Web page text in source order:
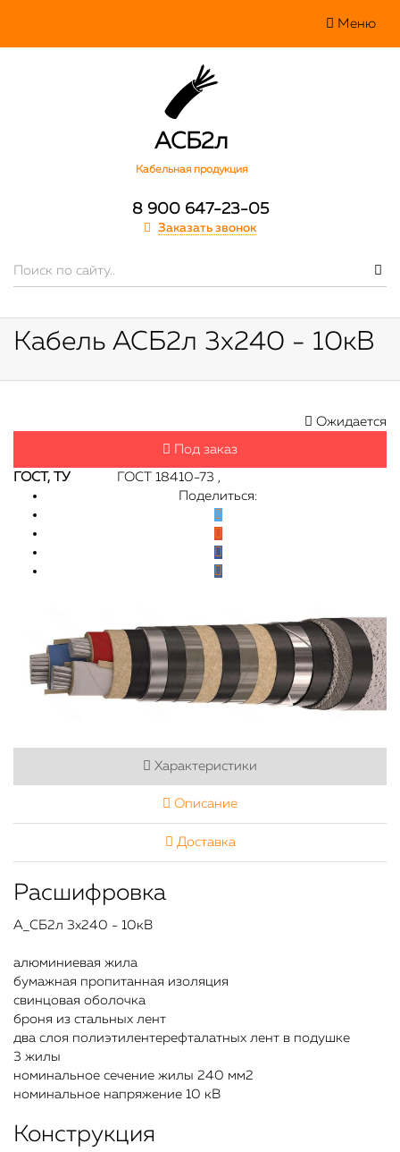
Меню
АСБ2л
Кабельная продукция
8 900 647-23-05
Заказать звонок
Кабель АСБ2л 3х240 - 10кВ
Ожидается
Под заказ
ГОСТ, ТУ
ГОСТ 18410-73 ,
Поделиться:
Характеристики
Описание
Доставка
Расшифровка
А_СБ2л 3х240 - 10кВ
алюминиевая жила
бумажная пропитанная изоляция
свинцовая оболочка
броня из стальных лент
два слоя полиэтилентерефталатных лент в подушке
3 жилы
номинальное сечение жилы 240 мм2
номинальное напряжение 10 кВ
Конструкция